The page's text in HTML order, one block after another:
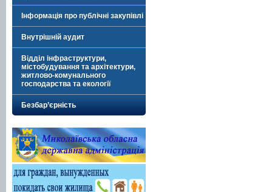
Інформація про публічні закупівлі
Внутрішній аудит
Відділ інфраструктури,
містобудування та архітектури,
житлово-комунального
господарства та екології
Безбар’єрність